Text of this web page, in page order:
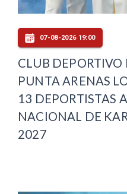
07-08-2026 19:00
CLUB
PUNTA ARENAS
13 DEPORTISTAS
NACIONAL DE
2027